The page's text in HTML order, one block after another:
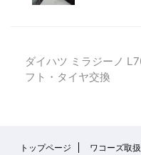
ダイハツ ミラジーノ
フト・タイヤ交換
トップページ ワコーズ取